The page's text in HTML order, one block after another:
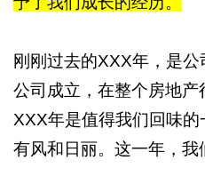
刚刚过去的XXX年，是公
公司成立，在整个房地
XXX年是值得我们回味
有风和日丽。这一年，